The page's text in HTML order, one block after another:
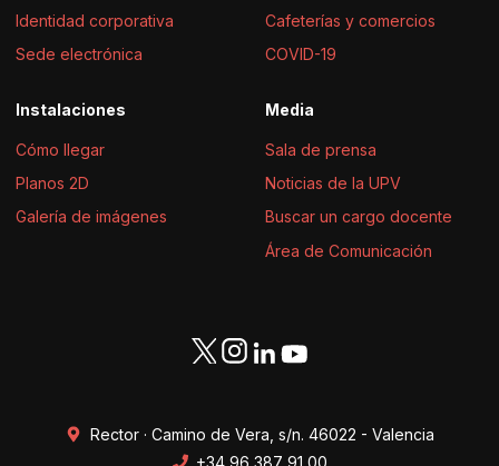
Identidad corporativa
Sede electrónica
Cafeterías y comercios
COVID-19
Instalaciones
Cómo llegar
Planos 2D
Galería de imágenes
Media
Sala de prensa
Noticias de la UPV
Buscar un cargo docente
Área de Comunicación
Rector · Camino de Vera, s/n. 46022 - Valencia
+34 96 387 91 00